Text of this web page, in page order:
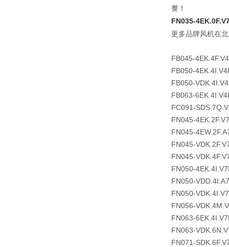
誉！
FN035-
更多品牌风机在
FB045-
FB050-
FB050-
FB063-
FC091-
FN045-
FN045-
FN045-
FN045-
FN050-
FN050-
FN050-
FN056-
FN063-
FN063-
FN071-